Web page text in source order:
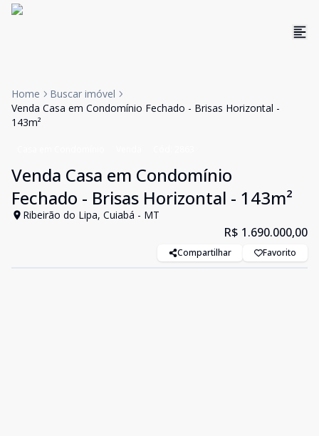
Home
Buscar imóvel
Venda Casa em Condomínio Fechado - Brisas Horizontal -
143m²
Venda Casa em Condomínio
Fechado - Brisas Horizontal - 143m²
Ribeirão do Lipa, Cuiabá - MT
R$ 1.690.000,00
Compartilhar Favorito